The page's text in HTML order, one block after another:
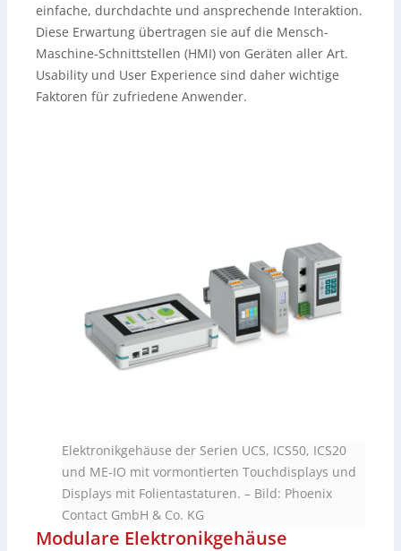
einfache, durchdachte und ansprechende Interaktion.
Diese Erwartung übertragen sie auf die Mensch-
Maschine-Schnittstellen (HMI) von Geräten aller Art.
Usability und User Experience sind daher wichtige
Faktoren für zufriedene Anwender.
Elektronikgehäuse der Serien UCS, ICS50, ICS20
und ME-IO mit vormontierten Touchdisplays und
Displays mit Folientastaturen. – Bild: Phoenix
Contact GmbH & Co. KG
Modulare Elektronikgehäuse